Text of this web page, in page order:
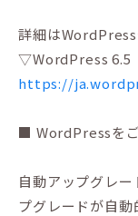
詳細はWordPress
▽WordPress 6.5
https://
■ WordPressを
自動アップグレ
プグレードが自動